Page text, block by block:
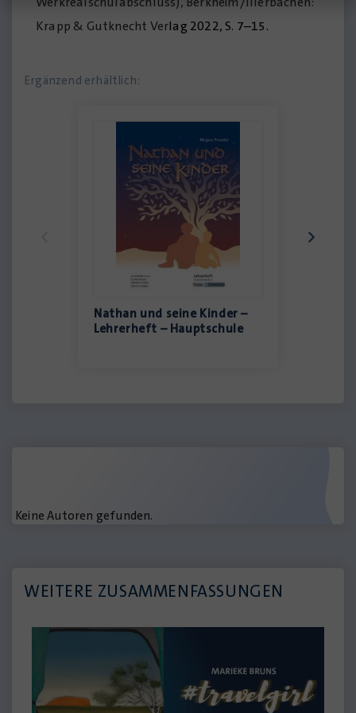
Krapp & Gutknecht Verlag 2022, S. 7–15.
Ergänzend erhältlich:
Nathan und seine Kinder –
Lehrerheft – Hauptschule
Keine Autoren gefunden.
WEITERE ZUSAMMENFASSUNGEN